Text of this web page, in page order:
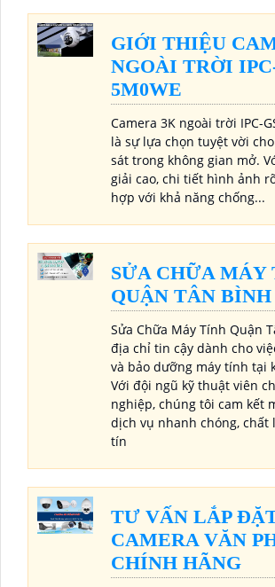
GIỚI THIỆU
NGOÀI TRỜI
5M0WE
Camera 3K ngoài trời IPC-
là sự lựa chọn tuyệt vời
sát trong không gian mở.
giải cao, chi tiết hình ảnh
hợp với khả năng chống...
SỬA CHỮA MÁY
QUẬN TÂN BÌNH
Sửa Chữa Máy Tính Quận
địa chỉ tin cậy dành cho
và bảo dưỡng máy tính tại
Với đội ngũ kỹ thuật viên
nghiệp, chúng tôi cam kết
dịch vụ nhanh chóng, chất
tín
TƯ VẤN LẮP
CAMERA VĂN
CHÍNH HÃNG